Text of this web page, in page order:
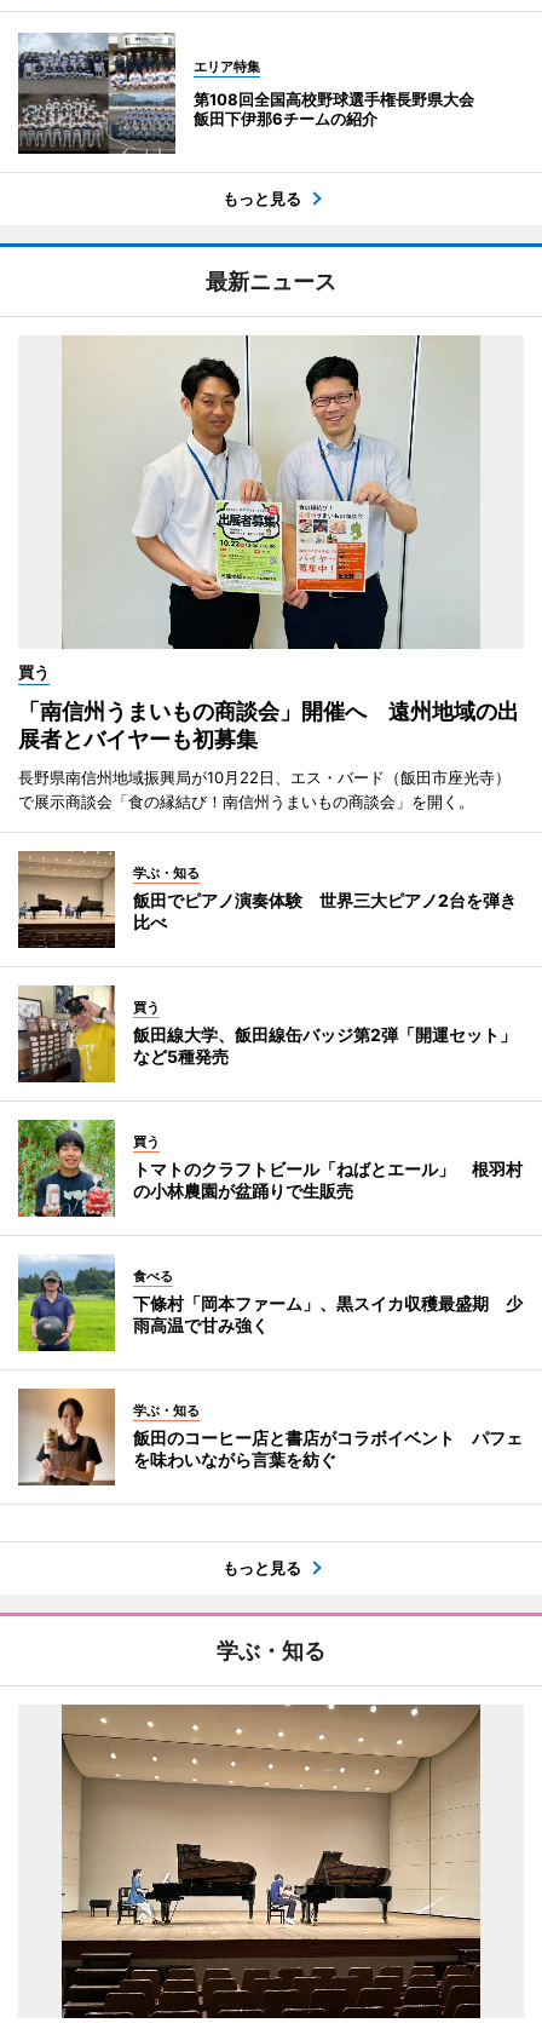
エリア特集
第108回全国高校野球選手権長野県大会
飯田下伊那6チームの紹介
もっと見る
最新ニュース
買う
「南信州うまいもの商談会」開催へ 遠州地域の出
展者とバイヤーも初募集
長野県南信州地域振興局が10月22日、エス・バード（飯田市座光寺）
で展示商談会「食の縁結び！南信州うまいもの商談会」を開く。
学ぶ・知る
飯田でピアノ演奏体験 世界三大ピアノ2台を弾き
比べ
買う
飯田線大学、飯田線缶バッジ第2弾「開運セット」
など5種発売
買う
トマトのクラフトビール「ねばとエール」 根羽村
の小林農園が盆踊りで生販売
食べる
下條村「岡本ファーム」、黒スイカ収穫最盛期 少
雨高温で甘み強く
学ぶ・知る
飯田のコーヒー店と書店がコラボイベント パフェ
を味わいながら言葉を紡ぐ
もっと見る
学ぶ・知る